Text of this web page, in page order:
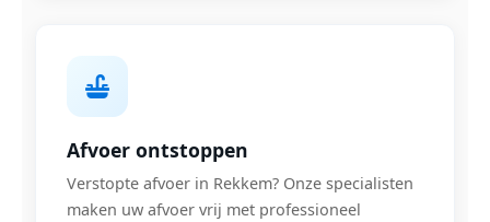
Afvoer ontstoppen
Verstopte afvoer in Rekkem? Onze specialisten
maken uw afvoer vrij met professioneel